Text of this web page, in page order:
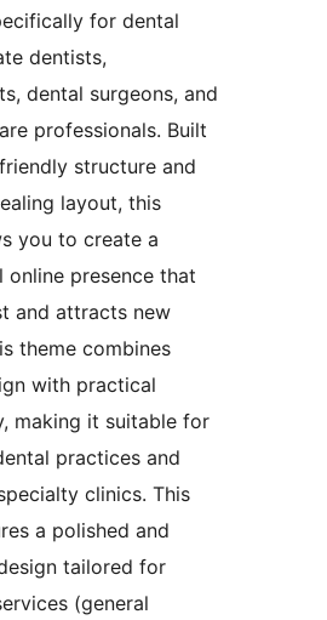
for dental
dentists,
dental surgeons, and
professionals. Built
structure and
layout, this
you to create a
online presence that
and attracts new
theme combines
with practical
making it suitable for
practices and
clinics. This
a polished and
tailored for
(general